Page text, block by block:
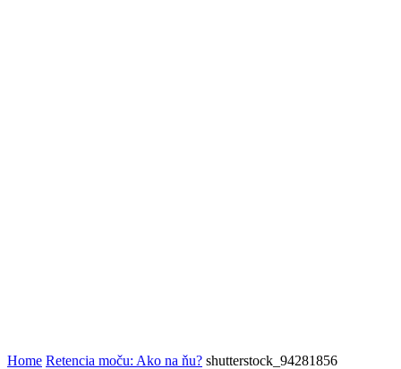
Home Retencia moču: Ako na ňu? shutterstock_94281856